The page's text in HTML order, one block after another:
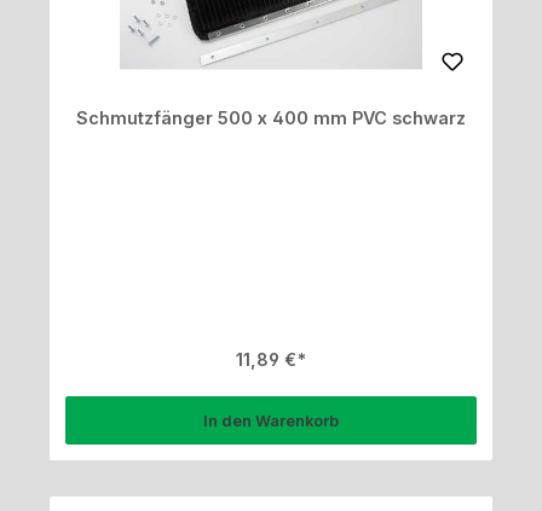
Schmutzfänger 500 x 400 mm PVC schwarz
Regulärer Preis:
11,89 €
In den Warenkorb